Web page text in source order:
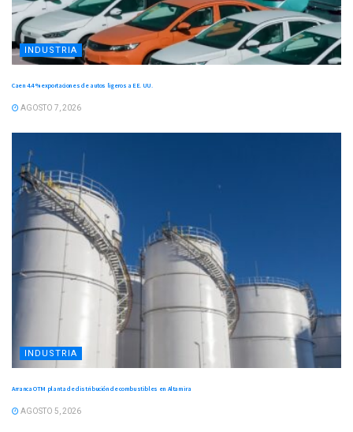
INDUSTRIA
Caen 4.4 % exportaciones de autos ligeros a EE. UU.
AGOSTO 7, 2026
INDUSTRIA
Arranca OTM planta de distribución de combustibles en Altamira
AGOSTO 5, 2026